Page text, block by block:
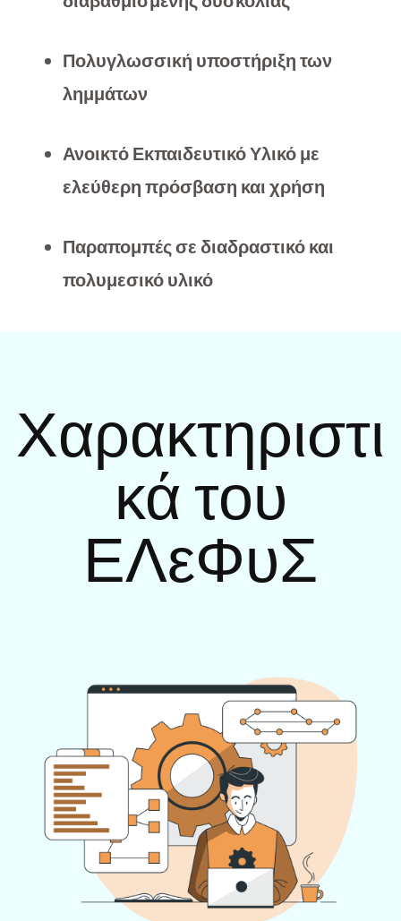
Πολυγλωσσική υποστήριξη των
λημμάτων
Ανοικτό Εκπαιδευτικό Υλικό με
ελεύθερη πρόσβαση και χρήση
Παραπομπές σε διαδραστικό και
πολυμεσικό υλικό
Χαρακτηριστι
κά του
ΕΛεΦυΣ